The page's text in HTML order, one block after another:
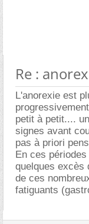
Re :
L'anorexie est
petit à petit....
signes avant
pas à priori
En ces
quelques excès
de ces
fatiguants